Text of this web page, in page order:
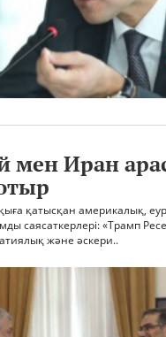
мен Иран
қатысқан америкалық,
саясаткерлері: «Трамп
және әскери..